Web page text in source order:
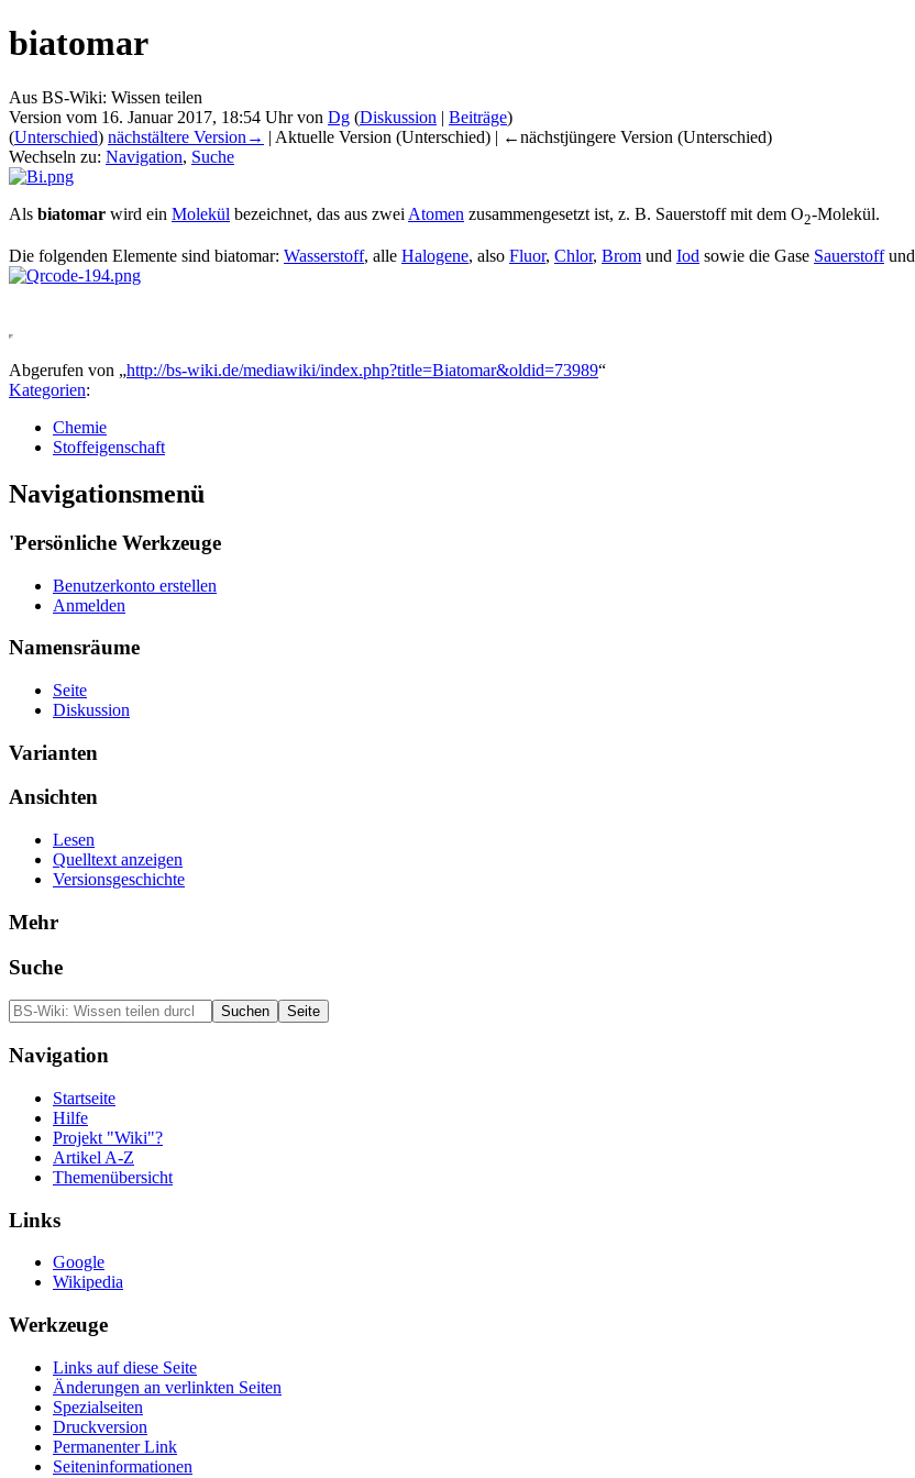
biatomar
Aus BS-Wiki: Wissen teilen
Version vom 16. Januar 2017, 18:54 Uhr von Dg (Diskussion | Beiträge)
(Unterschied) nächstältere Version→ | Aktuelle Version (Unterschied) | ←nächstjüngere Version (Unterschied)
Wechseln zu: Navigation, Suche
Als biatomar wird ein Molekül bezeichnet, das aus zwei Atomen zusammengesetzt ist, z. B. Sauerstoff mit dem O2-Molekül.
Die folgenden Elemente sind biatomar: Wasserstoff, alle Halogene, also Fluor, Chlor, Brom und Iod sowie die Gase Sauerstoffund
Abgerufen von „http://bs-wiki.de/mediawiki/index.php?title=Biatomar&oldid=73989“
Kategorien:
Chemie
Stoffeigenschaft
Navigationsmenü
'Persönliche Werkzeuge
Benutzerkonto erstellen
Anmelden
Namensräume
Seite
Diskussion
Varianten
Ansichten
Lesen
Quelltext anzeigen
Versionsgeschichte
Mehr
Suche
Navigation
Startseite
Hilfe
Projekt "Wiki"?
Artikel A-Z
Themenübersicht
Links
Google
Wikipedia
Werkzeuge
Links auf diese Seite
Änderungen an verlinkten Seiten
Spezialseiten
Druckversion
Permanenter Link
Seiten­informationen